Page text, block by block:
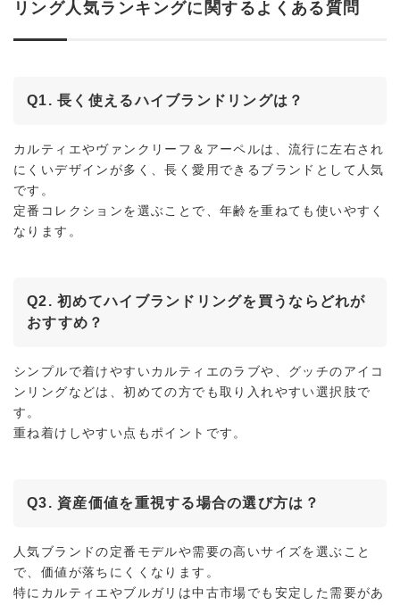
リング人気ランキングに関するよくある質問
Q1. 長く使えるハイブランドリングは？
カルティエやヴァンクリーフ＆アーペルは、流行に左右され
にくいデザインが多く、長く愛用できるブランドとして人気
です。
定番コレクションを選ぶことで、年齢を重ねても使いやすく
なります。
Q2. 初めてハイブランドリングを買うならどれが
おすすめ？
シンプルで着けやすいカルティエのラブや、グッチのアイコ
ンリングなどは、初めての方でも取り入れやすい選択肢で
す。
重ね着けしやすい点もポイントです。
Q3. 資産価値を重視する場合の選び方は？
人気ブランドの定番モデルや需要の高いサイズを選ぶこと
で、価値が落ちにくくなります。
特にカルティエやブルガリは中古市場でも安定した需要があ